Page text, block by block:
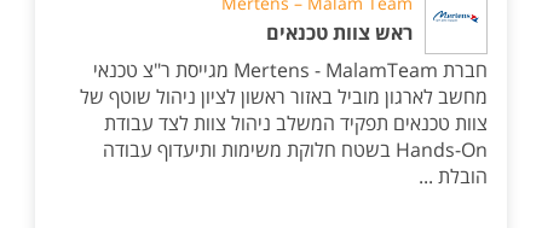
ראש צוות טכנאים
חברת Mertens - MalamTeam מגייסת ר"צ טכנאי
מחשב לארגון מוביל באזור ראשון לציון ניהול שוטף של
צוות טכנאים תפקיד המשלב ניהול צוות לצד עבודת
Hands-On בשטח חלוקת משימות ותיעדוף עבודה
הובלת ...